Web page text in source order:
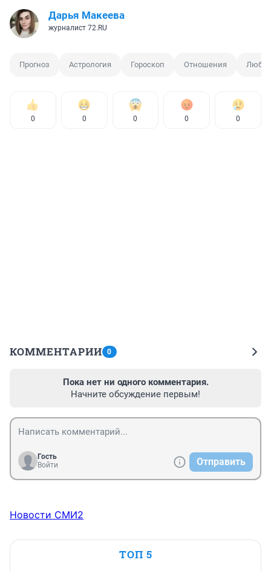
Дарья Макеева
журналист 72.RU
Прогноз Астрология Гороскоп Отношения
0 0 0 0 0
КОММЕНТАРИИ 0
Пока нет ни одного комментария.
Начните обсуждение первым!
Гость
Войти
Отправить
Новости СМИ2
ТОП 5